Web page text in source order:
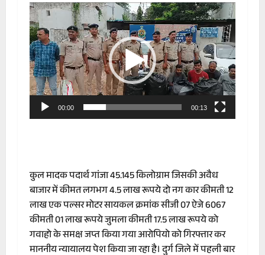
Video
Player
00:00 00:13
कुल मादक पदार्थ गांजा 45.145 किलोग्राम जिसकी अवैध
बाजार में कीमत लगभग 4.5 लाख रूपये दो नग कार कीमती 12
लाख एक पल्सर मोटर सायकल क्रमांक सीजी 07 ऐजे 6067
कीमती 01 लाख रूपये जुमला कीमती 17.5 लाख रूपये को
गवाहो के समक्ष जप्त किया गया आरोपियो को गिरफ्तार कर
माननीय न्यायालय पेश किया जा रहा है। दुर्ग जिले में पहली बार